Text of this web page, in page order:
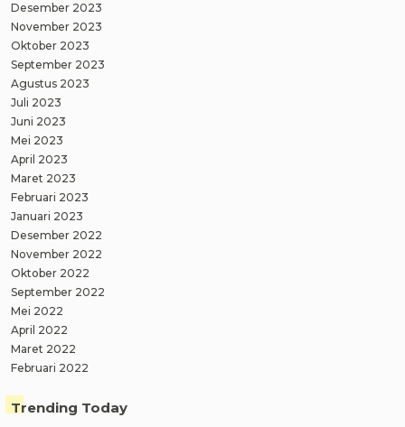
Desember 2023
November 2023
Oktober 2023
September 2023
Agustus 2023
Juli 2023
Juni 2023
Mei 2023
April 2023
Maret 2023
Februari 2023
Januari 2023
Desember 2022
November 2022
Oktober 2022
September 2022
Mei 2022
April 2022
Maret 2022
Februari 2022
Trending Today